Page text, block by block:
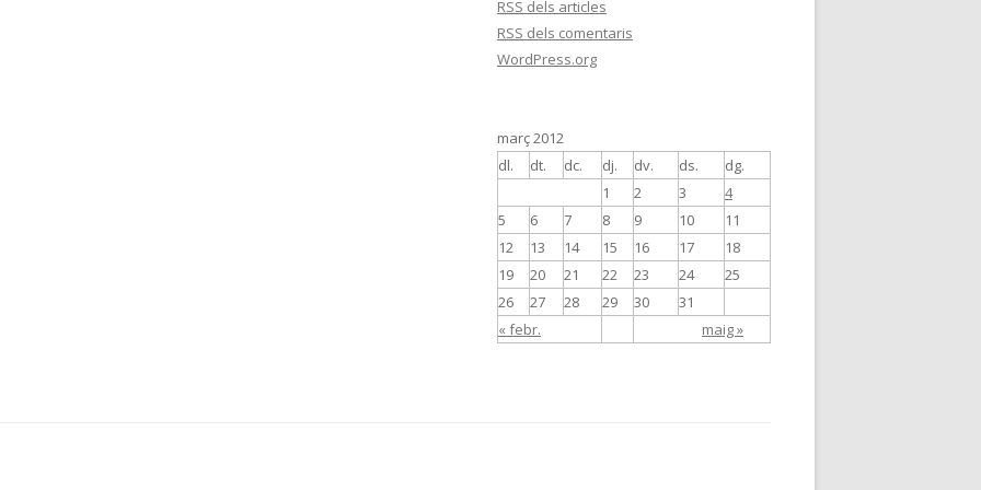
RSS dels articles
RSS dels comentaris
WordPress.org
març 2012
dl.
dt. dc. dj. dv. ds. dg.
« febr. maig »
1 2 3
4
5
6 7 8 9 10
11
12
13 14 15 16 17
18
19
20 21 22 23 24
25
26
27 28 29 30 31